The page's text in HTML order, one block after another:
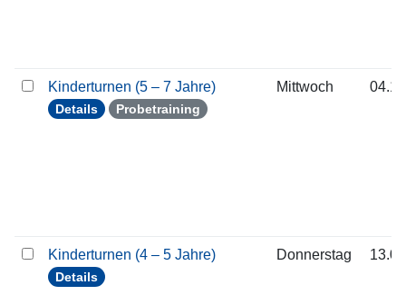
Kinderturnen (5 – 7 Jahre)
Details Probetraining
Mittwoch
Kinderturnen (4 – 5 Jahre)
Details
Donnerstag